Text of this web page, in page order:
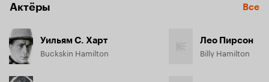
Актёры Все
Уильям С. Харт
Buckskin Hamilton
Лео Пирсон
Billy Hamilton